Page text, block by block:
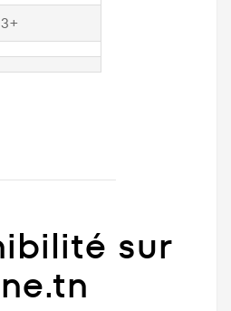
3+
sur